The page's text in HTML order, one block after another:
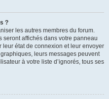
?
les autres membres du forum.
seront affichés dans votre panneau
leur état de connexion et leur envoyer
leurs messages peuvent
à votre liste d’ignorés, tous ses